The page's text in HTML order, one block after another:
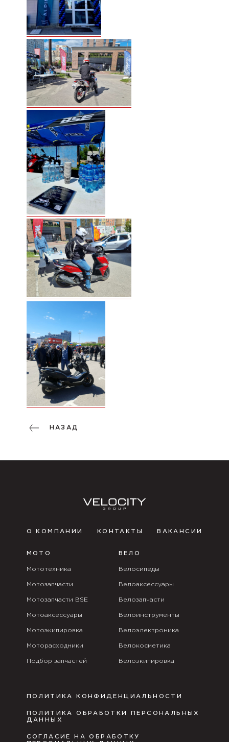
НАЗАД
О КОМПАНИИ КОНТАКТЫ ВАКАНСИИ
МОТО
Мототехника
Мотозапчасти
Мотозапчасти BSE
Мотоаксессуары
Мотоэкипировка
Моторасходники
Подбор запчастей
ВЕЛО
Велосипеды
Велоаксессуары
Велозапчасти
Велоинструменты
Велоэлектроника
Велокосметика
Велоэкипировка
ПОЛИТИКА КОНФИДЕНЦИАЛЬНОСТИ
ПОЛИТИКА ОБРАБОТКИ ПЕРСОНАЛЬНЫХ
ДАННЫХ
СОГЛАСИЕ НА ОБРАБОТКУ